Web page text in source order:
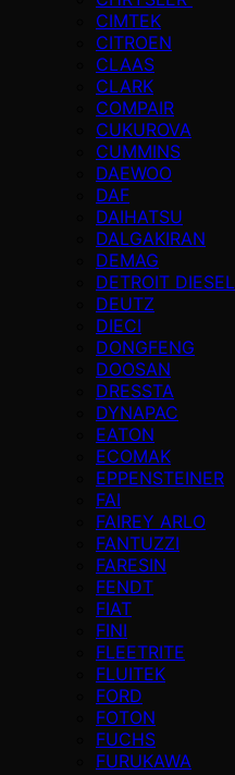
CIMTEK
CITROEN
CLAAS
CLARK
COMPAIR
CUKUROVA
CUMMINS
DAEWOO
DAF
DAIHATSU
DALGAKIRAN
DEMAG
DETROIT DIESEL
DEUTZ
DIECI
DONGFENG
DOOSAN
DRESSTA
DYNAPAC
EATON
ECOMAK
EPPENSTEINER
FAI
FAIREY ARLO
FANTUZZI
FARESIN
FENDT
FIAT
FINI
FLEETRITE
FLUITEK
FORD
FOTON
FUCHS
FURUKAWA